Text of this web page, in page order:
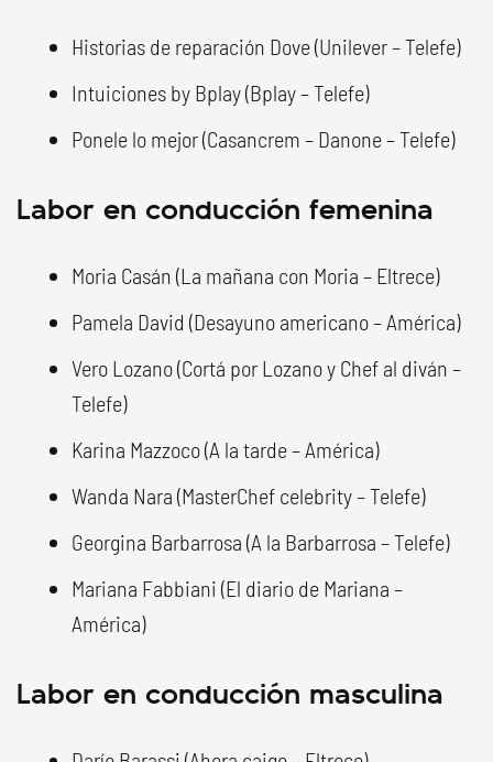
Historias de reparación Dove (Unilever – Telefe)
Intuiciones by Bplay (Bplay – Telefe)
Ponele lo mejor (Casancrem – Danone – Telefe)
Labor en conducción femenina
Moria Casán (La mañana con Moria – Eltrece)
Pamela David (Desayuno americano – América)
Vero Lozano (Cortá por Lozano y Chef al diván –
Telefe)
Karina Mazzoco (A la tarde – América)
Wanda Nara (MasterChef celebrity – Telefe)
Georgina Barbarrosa (A la Barbarrosa – Telefe)
Mariana Fabbiani (El diario de Mariana –
América)
Labor en conducción masculina